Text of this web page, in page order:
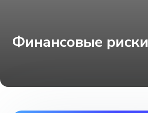
Финансовые риски